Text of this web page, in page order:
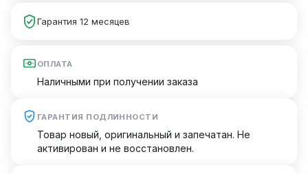
Гарантия 12 месяцев
ОПЛАТА
Наличными при получении заказа
ГАРАНТИЯ ПОДЛИННОСТИ
Товар новый, оригинальный и запечатан. Не
активирован и не восстановлен.